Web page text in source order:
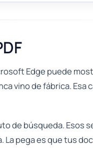
Edge puede
vino de fábrica. Esa
de búsqueda. Esos
La pega es que tus